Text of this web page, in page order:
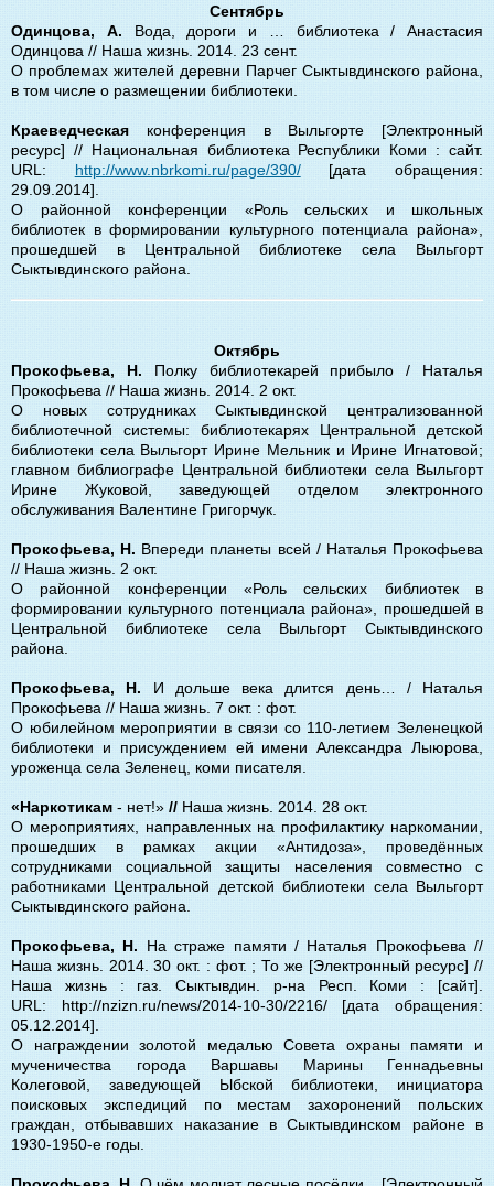
Сентябрь
Одинцова, А. Вода, дороги и … библиотека / Анастасия
Одинцова // Наша жизнь. 2014. 23 сент.
О проблемах жителей деревни Парчег Сыктывдинского района,
в том числе о размещении библиотеки.
Краеведческая конференция в Выльгорте [Электронный
ресурс] // Национальная библиотека Республики Коми : сайт.
URL: http://www.nbrkomi.ru/page/390/[дата обращения:
29.09.2014].
О районной конференции «Роль сельских и школьных
библиотек в формировании культурного потенциала района»,
прошедшей в Центральной библиотеке села Выльгорт
Сыктывдинского района.
Октябрь
Прокофьева, Н. Полку библиотекарей прибыло / Наталья
Прокофьева // Наша жизнь. 2014. 2 окт.
О новых сотрудниках Сыктывдинской централизованной
библиотечной системы: библиотекарях Центральной детской
библиотеки села Выльгорт Ирине Мельник и Ирине Игнатовой;
главном библиографе Центральной библиотеки села Выльгорт
Ирине Жуковой, заведующей отделом электронного
обслуживания Валентине Григорчук.
Прокофьева, Н. Впереди планеты всей / Наталья Прокофьева
// Наша жизнь. 2 окт.
О районной конференции «Роль сельских библиотек в
формировании культурного потенциала района», прошедшей в
Центральной библиотеке села Выльгорт Сыктывдинского
района.
Прокофьева, Н. И дольше века длится день… / Наталья
Прокофьева // Наша жизнь. 7 окт. : фот.
О юбилейном мероприятии в связи со 110-летием Зеленецкой
библиотеки и присуждением ей имени Александра Лыюрова,
уроженца села Зеленец, коми писателя.
«Наркотикам - нет!» // Наша жизнь. 2014. 28 окт.
О мероприятиях, направленных на профилактику наркомании,
прошедших в рамках акции «Антидоза», проведённых
сотрудниками социальной защиты населения совместно с
работниками Центральной детской библиотеки села Выльгорт
Сыктывдинского района.
Прокофьева, Н. На страже памяти / Наталья Прокофьева //
Наша жизнь. 2014. 30 окт. : фот. ; То же [Электронный ресурс] //
Наша жизнь : газ. Сыктывдин. р-на Респ. Коми : [сайт].
URL: http://nzizn.ru/news/2014-10-30/2216/ [дата обращения:
05.12.2014].
О награждении золотой медалью Совета охраны памяти и
мученичества города Варшавы Марины Геннадьевны
Колеговой, заведующей Ыбской библиотеки, инициатора
поисковых экспедиций по местам захоронений польских
граждан, отбывавших наказание в Сыктывдинском районе в
1930-1950-е годы.